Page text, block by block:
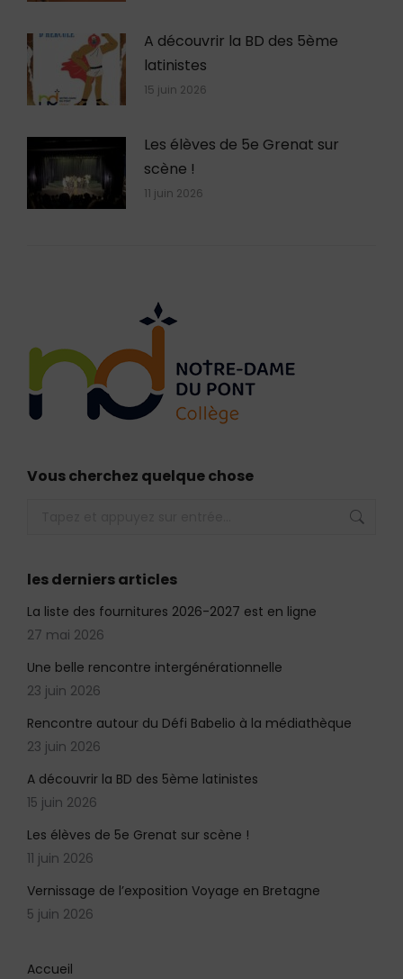
A découvrir la BD des 5ème
latinistes
15 juin 2026
Les élèves de 5e Grenat sur
scène !
11 juin 2026
Vous cherchez quelque chose
les derniers articles
La liste des fournitures 2026-2027 est en ligne
27 mai 2026
Une belle rencontre intergénérationnelle
23 juin 2026
Rencontre autour du Défi Babelio à la médiathèque
23 juin 2026
A découvrir la BD des 5ème latinistes
15 juin 2026
Les élèves de 5e Grenat sur scène !
11 juin 2026
Vernissage de l’exposition Voyage en Bretagne
5 juin 2026
Accueil